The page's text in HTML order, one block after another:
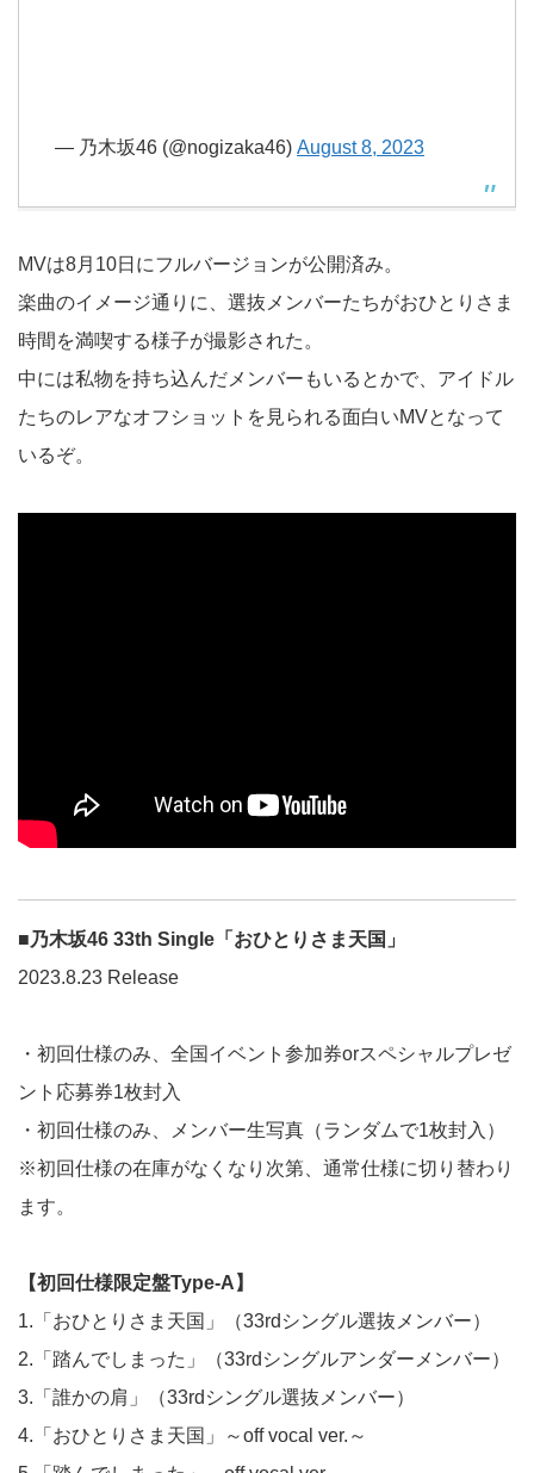
— 乃木坂46 (@nogizaka46) August 8, 2023
MVは8月10日にフルバージョンが公開済み。
楽曲のイメージ通りに、選抜メンバーたちがおひとりさま
時間を満喫する様子が撮影された。
中には私物を持ち込んだメンバーもいるとかで、アイドル
たちのレアなオフショットを見られる面白いMVとなって
いるぞ。
■乃木坂46 33th Single「おひとりさま天国」
2023.8.23 Release
・初回仕様のみ、全国イベント参加券orスペシャルプレゼ
ント応募券1枚封入
・初回仕様のみ、メンバー生写真（ランダムで1枚封入）
※初回仕様の在庫がなくなり次第、通常仕様に切り替わり
ます。
【初回仕様限定盤Type-A】
1.「おひとりさま天国」（33rdシングル選抜メンバー）
2.「踏んでしまった」（33rdシングルアンダーメンバー）
3.「誰かの肩」（33rdシングル選抜メンバー）
4.「おひとりさま天国」～off vocal ver.～